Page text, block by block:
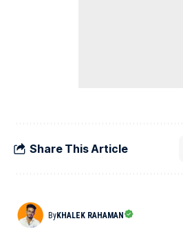
Share This Article
ByKHALEK RAHAMAN